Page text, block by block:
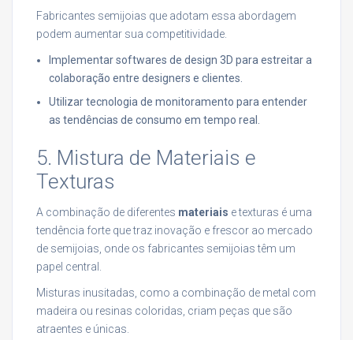
Fabricantes semijoias que adotam essa abordagem
podem aumentar sua competitividade.
Implementar softwares de design 3D para estreitar a
colaboração entre designers e clientes.
Utilizar tecnologia de monitoramento para entender
as tendências de consumo em tempo real.
5. Mistura de Materiais e
Texturas
A combinação de diferentes materiais e texturas é uma
tendência forte que traz inovação e frescor ao mercado
de semijoias, onde os fabricantes semijoias têm um
papel central.
Misturas inusitadas, como a combinação de metal com
madeira ou resinas coloridas, criam peças que são
atraentes e únicas.